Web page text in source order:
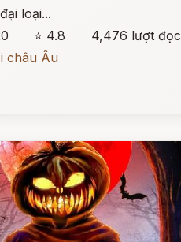
loại...
⭐ 4.8
4,476 lượt đọc
châu Âu